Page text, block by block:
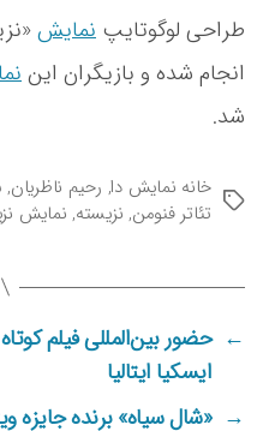
طراحی لوگوتایپ نمایش
انجام شده و بازیگران این
شد.
ب
س
خانه نمایش دا, رحیم ناظریان,
تئاتر فنومن, نزیسته, نمایش
← حضور بین‌المللی فیلم
ایسکیا ایتالیا
→ «شال سیاه» برنده جایزه